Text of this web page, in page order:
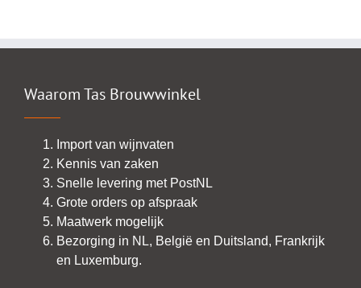
Waarom Tas Brouwwinkel
Import van wijnvaten
Kennis van zaken
Snelle levering met PostNL
Grote orders op afspraak
Maatwerk mogelijk
Bezorging in NL, België en Duitsland, Frankrijk
en Luxemburg.